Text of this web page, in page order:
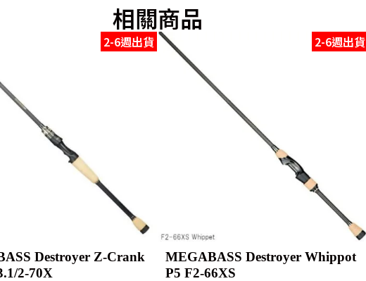
相關商品
2-6週出貨
Destroyer Z-Crank
2-70X
2-6週出貨
MEGABASS Destroyer Whippot
P5 F2-66XS